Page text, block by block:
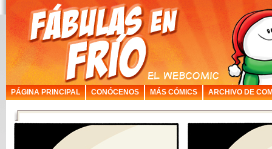
PÁGINA PRINCIPAL CONÓCENOS MÁS CÓMICS ARCHIVO DE